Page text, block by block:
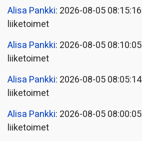
Alisa Pankki: 2026-08-05
liiketoimet
Alisa Pankki: 2026-08-05
liiketoimet
Alisa Pankki: 2026-08-05
liiketoimet
Alisa Pankki: 2026-08-05
liiketoimet